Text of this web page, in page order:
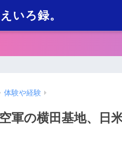
いろ録。
体験や経験
軍の横田基地、日